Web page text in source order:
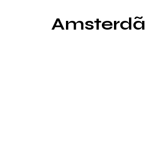
Amsterdã